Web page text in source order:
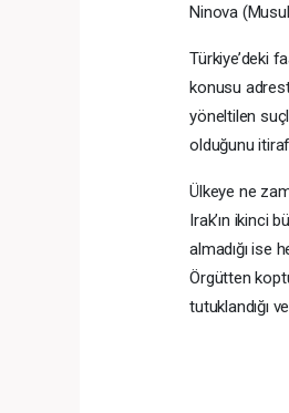
Ninova
Türkiye’deki
konusu
yöneltilen
olduğunu
Ülkeye ne
Irak’ın ikinci
almadığı ise
Örgütten
tutuklandığı